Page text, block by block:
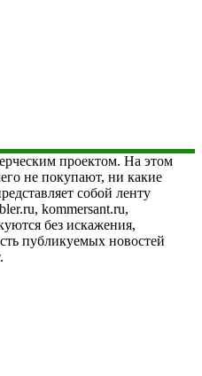
проектом. На этом
не покупают, ни какие
собой ленту
kommersant.ru,
без искажения,
публикуемых новостей